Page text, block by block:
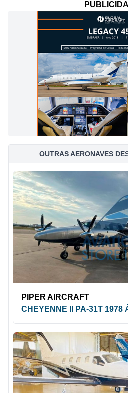
OUTRAS AERONAVES
PIPER AIRCRAFT
CHEYENNE II PA-31T 1978